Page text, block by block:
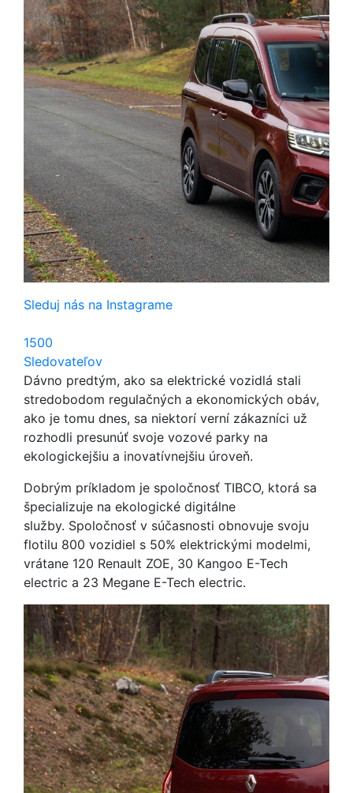
Sleduj nás na Instagrame
1500
Sledovateľov
Dávno predtým, ako sa elektrické vozidlá stali
stredobodom regulačných a ekonomických obáv,
ako je tomu dnes, sa niektorí verní zákazníci už
rozhodli presunúť svoje vozové parky na
ekologickejšiu a inovatívnejšiu úroveň.
Dobrým príkladom je spoločnosť TIBCO, ktorá sa
špecializuje na ekologické digitálne
služby. Spoločnosť v súčasnosti obnovuje svoju
flotilu 800 vozidiel s 50% elektrickými modelmi,
vrátane 120 Renault ZOE, 30 Kangoo E-Tech
electric a 23 Megane E-Tech electric.